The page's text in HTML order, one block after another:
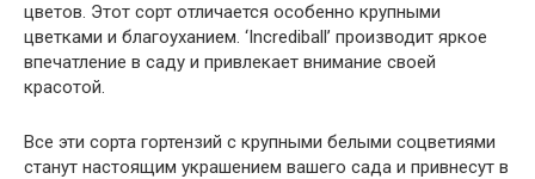
цветов. Этот сорт отличается особенно крупными
цветками и благоуханием. ‘Incrediball’ производит яркое
впечатление в саду и привлекает внимание своей
красотой.
Все эти сорта гортензий с крупными белыми соцветиями
станут настоящим украшением вашего сада и привнесут в